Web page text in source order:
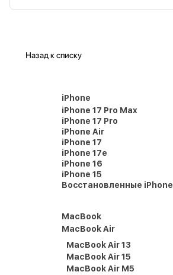
Назад к списку
iPhone
iPhone 17 Pro Max
iPhone 17 Pro
iPhone Air
iPhone 17
iPhone 17e
iPhone 16
iPhone 15
Восстановленные iPhone
MacBook
MacBook Air
MacBook Air 13
MacBook Air 15
MacBook Air M5